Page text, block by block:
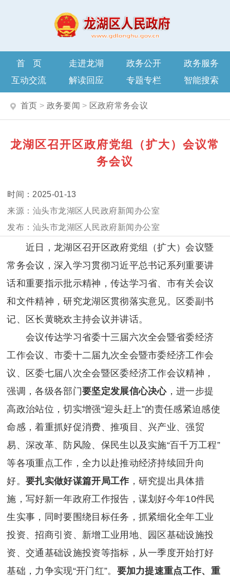
首页 走进龙湖 政务公开
政务服务
互动交流
解读回应 专题专栏 智能搜索
首页 > 政务要闻 > 区政府常务会议
龙湖区召开区政府党组（扩大）会议常
务会议
2025-01-13
汕头市龙湖区人民政府新闻办公室
汕头市龙湖区人民政府新闻办公室
近日，龙湖区召开区政府党组（扩大）会议暨
常务会议，深入学习贯彻习近平总书记系列重要讲
话和重要指示批示精神，传达学习省、市有关会议
和文件精神，研究龙湖区贯彻落实意见。区委副书
记、区长黄晓欢主持会议并讲话。
会议传达学习省委十三届六次全会暨省委经济
工作会议、市委十二届九次全会暨市委经济工作会
议、区委七届八次全会暨区委经济工作会议精神，
强调，各级各部门要坚定发展信心决心，进一步提
高政治站位，切实增强“迎头赶上”的责任感紧迫感使
命感，着重抓好促消费、推项目、兴产业、强贸
易、深改革、防风险、保民生以及实施“百千万工程”
等各项重点工作，全力以赴推动经济持续回升向
好。要扎实做好谋篇开局工作 ，研究提出具体措
施，写好新一年政府工作报告，谋划好今年10件民
生实事，同时要围绕目标任务，抓紧细化全年工业
投资、招商引资、新增工业用地、园区基础设施投
资、交通基础设施投资等指标，从一季度开始打好
基础，力争实现“开门红”。 要加力提速重点工作、重